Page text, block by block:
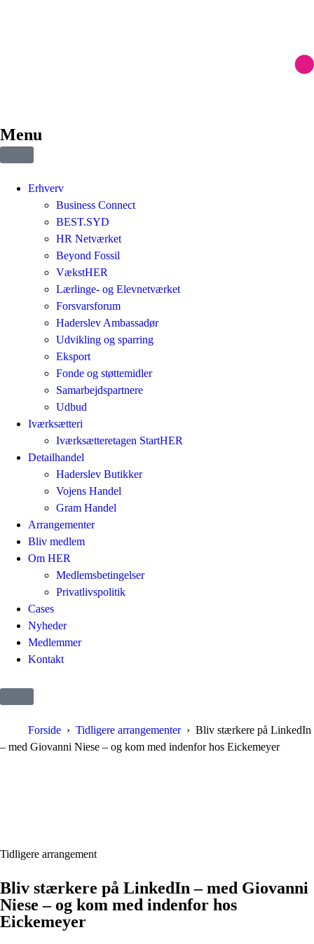
Menu
Erhverv
Business Connect
BEST.SYD
HR Netværket
Beyond Fossil
VækstHER
Lærlinge- og Elevnetværket
Forsvarsforum
Haderslev Ambassadør
Udvikling og sparring
Eksport
Fonde og støttemidler
Samarbejdspartnere
Udbud
Iværksætteri
Iværksætteretagen StartHER
Detailhandel
Haderslev Butikker
Vojens Handel
Gram Handel
Arrangementer
Bliv medlem
Om HER
Medlemsbetingelser
Privatlivspolitik
Cases
Nyheder
Medlemmer
Kontakt
Forside Tidligere arrangementer
Bliv stærkere på LinkedIn
– med Giovanni Niese – og kom med indenfor hos Eickemeyer
Tidligere arrangement
Bliv stærkere på LinkedIn – med Giovanni
Niese – og kom med indenfor hos
Eickemeyer